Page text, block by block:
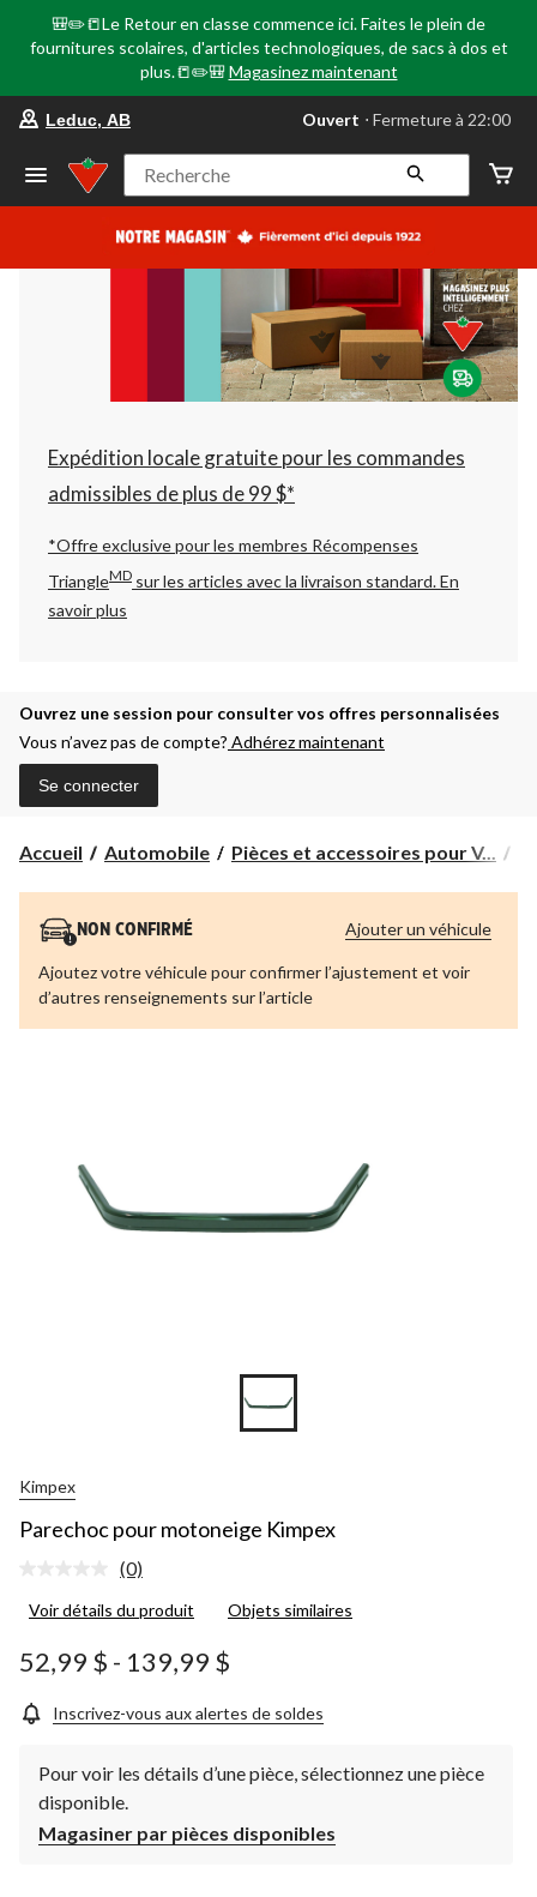
🎒✏️📒Le Retour en classe commence ici. Faites le plein de
fournitures scolaires, d'articles technologiques, de sacs à dos et
plus.📒✏️🎒 Magasinez maintenant
votre
préféré
Leduc,
AB,
courament
Fermeture
à
22:00
cliquer
pour
changer
Leduc, AB Ouvert ⋅ Fermeture à 22:00
Recherche
Expédition locale gratuite pour les commandes
admissibles de plus de 99 $*
*Offre exclusive pour les membres Récompenses
TriangleMD sur les articles avec la livraison standard.En
savoir plus
Ouvrez une session pour consulter vos offres personnalisées
Vous n’avez pas de compte? Adhérez maintenant
Se connecter
Accueil Automobile Pièces et accessoires pour V...
NON CONFIRMÉ
Ajoutez votre véhicule pour confirmer l’ajustement et voir
d’autres renseignements sur l’article
Ajouter un véhicule
Kimpex
Parechoc pour motoneige Kimpex
Aucune
pour
produit.
Lien
la
même
(0)
Voir détails du produit Objets similaires
52,99 $ - 139,99 $
Inscrivez-vous aux alertes de soldes
Pour voir les détails d’une pièce, sélectionnez une pièce
disponible.
Magasiner par pièces disponibles